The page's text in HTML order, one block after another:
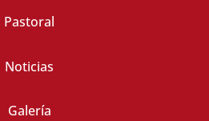
Pastoral
Noticias
Galería